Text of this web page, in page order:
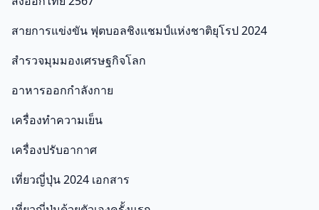
สายการแข่งขัน ฟุตบอลชิงแชมป์แห่งชาติยุโรป 2024
สำรวจมุมมองเศรษฐกิจโลก
อาหารออกกําลังกาย
เครื่องทำความเย็น
เครื่องปรับอากาศ
เที่ยวญี่ปุ่น 2024 เอกสาร